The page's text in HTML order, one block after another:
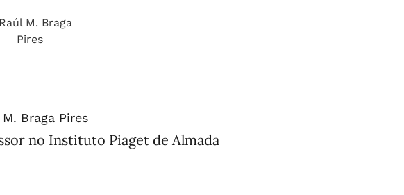
M. Braga Pires
no Instituto Piaget de Almada